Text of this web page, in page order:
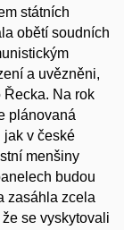
státních
obětí soudních
a uvězněni,
Na rok
plánovaná
jak v české
menšiny
budou
zasáhla zcela
se vyskytovali